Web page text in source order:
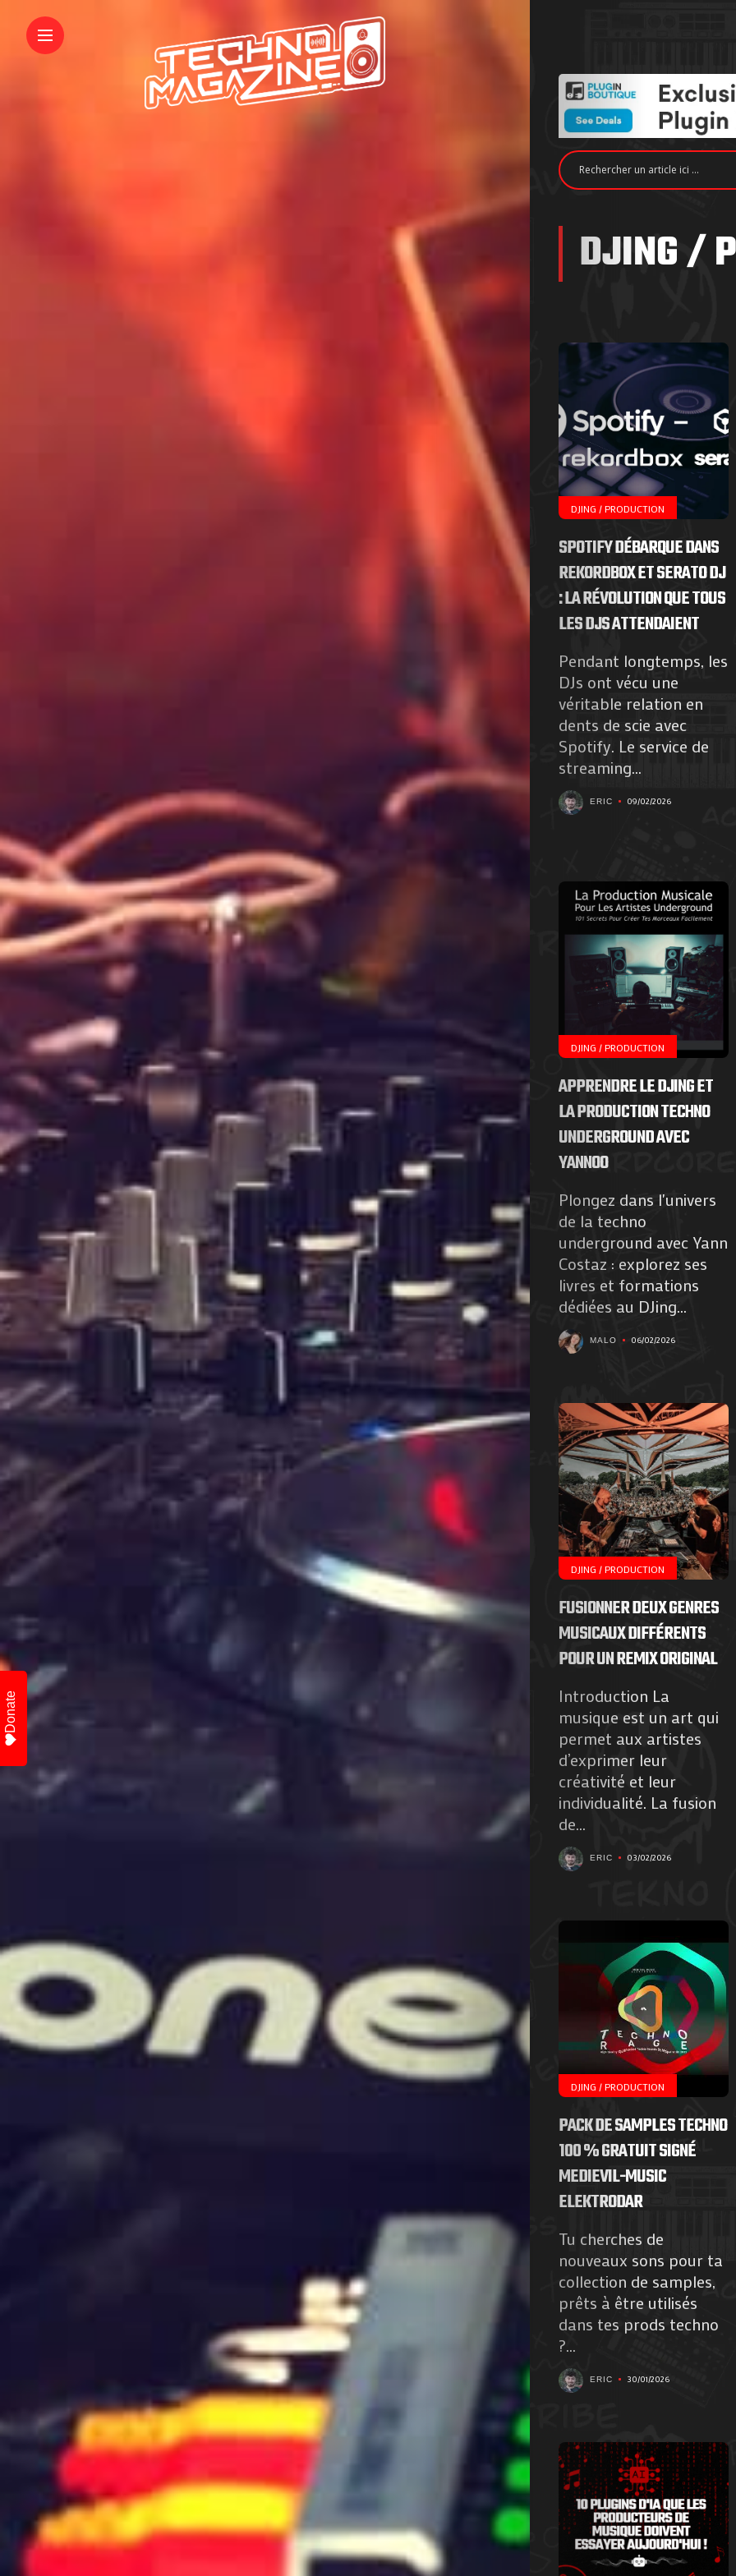
Agenda
Galerie
Photos
Magazine
À
Propos
de
Nous
Contactez-
nous
Search
DJING /
DJING / PRODUCTION
SPOTIFY DÉBARQUE DANS
REKORDBOX ET SERATO DJ
: LA RÉVOLUTION QUE TOUS
LES DJS ATTENDAIENT
Pendant longtemps, les
DJs ont vécu une
véritable relation en
dents de scie avec
Spotify. Le service de
streaming...
ERIC 09/02/2026
DJING / PRODUCTION
APPRENDRE LE DJING ET
LA PRODUCTION TECHNO
UNDERGROUND AVEC
YANNOO
Plongez dans l'univers
de la techno
underground avec Yann
Costaz : explorez ses
livres et formations
dédiées au DJing...
MALO 06/02/2026
DJING / PRODUCTION
FUSIONNER DEUX GENRES
MUSICAUX DIFFÉRENTS
POUR UN REMIX ORIGINAL
Introduction La
musique est un art qui
permet aux artistes
d’exprimer leur
créativité et leur
individualité. La fusion
de...
ERIC 03/02/2026
DJING / PRODUCTION
PACK DE SAMPLES TECHNO
100 % GRATUIT SIGNÉ
MEDIEVIL-MUSIC
ELEKTRODAR
Tu cherches de
nouveaux sons pour ta
collection de samples,
prêts à être utilisés
dans tes prods techno
?...
ERIC 30/01/2026
Donate